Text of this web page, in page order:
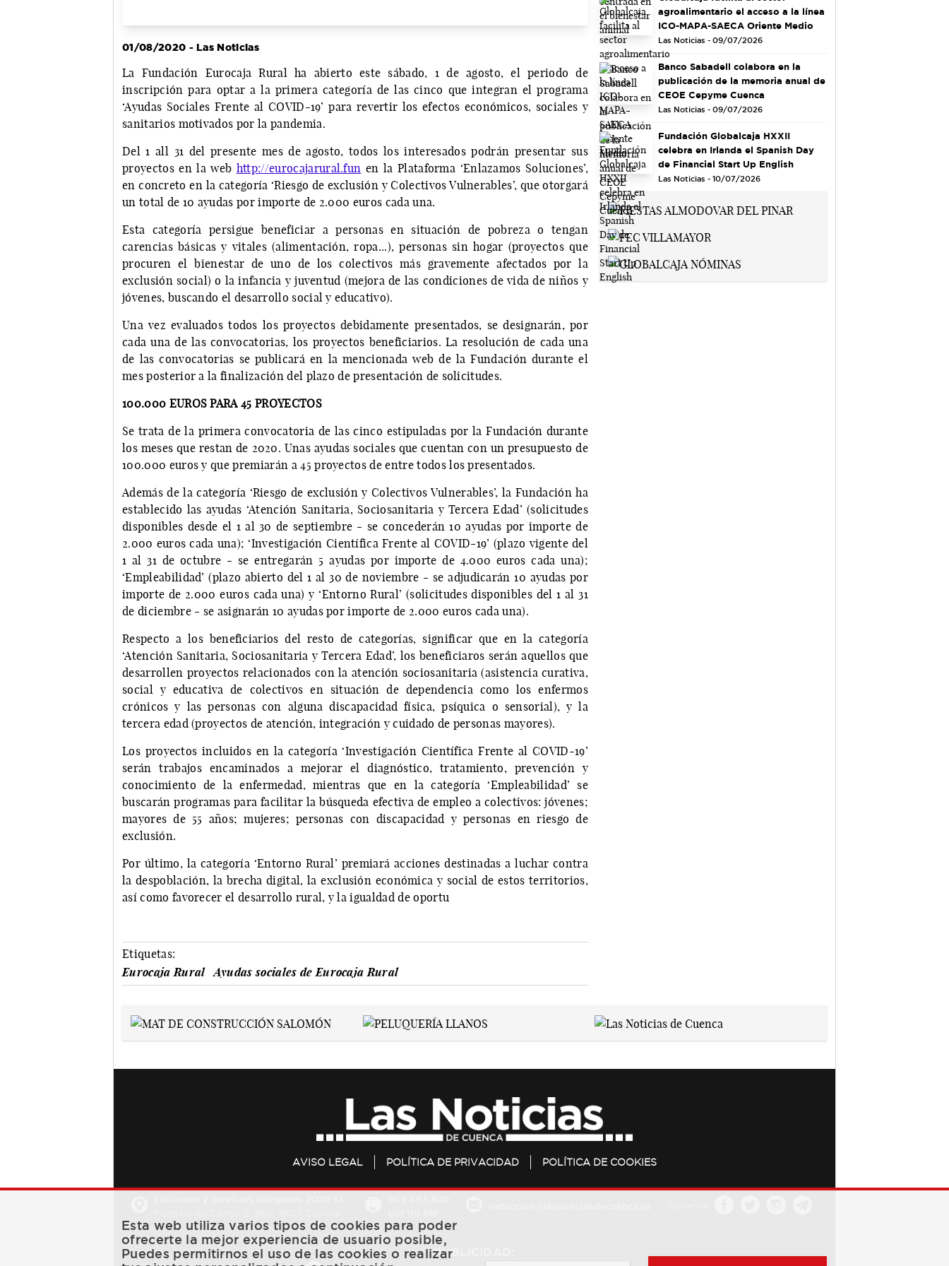
01/08/2020 - Las Noticias
La Fundación Eurocaja Rural ha abierto este sábado, 1 de agosto, el periodo de
inscripción para optar a la primera categoría de las cinco que integran el programa
‘Ayudas Sociales Frente al COVID-19’ para revertir los efectos económicos, sociales y
sanitarios motivados por la pandemia.
Del 1 all 31 del presente mes de agosto, todos los interesados podrán presentar sus
proyectos en la web http://eurocajarural.fun en la Plataforma ‘Enlazamos Soluciones’,
en concreto en la categoría ‘Riesgo de exclusión y Colectivos Vulnerables’, que otorgará
un total de 10 ayudas por importe de 2.000 euros cada una.
Esta categoría persigue beneficiar a personas en situación de pobreza o tengan
carencias básicas y vitales (alimentación, ropa...), personas sin hogar (proyectos que
procuren el bienestar de uno de los colectivos más gravemente afectados por la
exclusión social) o la infancia y juventud (mejora de las condiciones de vida de niños y
jóvenes, buscando el desarrollo social y educativo).
Una vez evaluados todos los proyectos debidamente presentados, se designarán, por
cada una de las convocatorias, los proyectos beneficiarios. La resolución de cada una
de las convocatorias se publicará en la mencionada web de la Fundación durante el
mes posterior a la finalización del plazo de presentación de solicitudes.
100.000 EUROS PARA 45 PROYECTOS
Se trata de la primera convocatoria de las cinco estipuladas por la Fundación durante
los meses que restan de 2020. Unas ayudas sociales que cuentan con un presupuesto de
100.000 euros y que premiarán a 45 proyectos de entre todos los presentados.
Además de la categoría ‘Riesgo de exclusión y Colectivos Vulnerables’, la Fundación ha
establecido las ayudas ‘Atención Sanitaria, Sociosanitaria y Tercera Edad’ (solicitudes
disponibles desde el 1 al 30 de septiembre - se concederán 10 ayudas por importe de
2.000 euros cada una); ‘Investigación Científica Frente al COVID-19’ (plazo vigente del
1 al 31 de octubre - se entregarán 5 ayudas por importe de 4.000 euros cada una);
‘Empleabilidad’ (plazo abierto del 1 al 30 de noviembre - se adjudicarán 10 ayudas por
importe de 2.000 euros cada una) y ‘Entorno Rural’ (solicitudes disponibles del 1 al 31
de diciembre - se asignarán 10 ayudas por importe de 2.000 euros cada una).
Respecto a los beneficiarios del resto de categorías, significar que en la categoría
‘Atención Sanitaria, Sociosanitaria y Tercera Edad’, los beneficiaros serán aquellos que
desarrollen proyectos relacionados con la atención sociosanitaria (asistencia curativa,
social y educativa de colectivos en situación de dependencia como los enfermos
crónicos y las personas con alguna discapacidad física, psíquica o sensorial), y la
tercera edad (proyectos de atención, integración y cuidado de personas mayores).
Los proyectos incluidos en la categoría ‘Investigación Científica Frente al COVID-19’
serán trabajos encaminados a mejorar el diagnóstico, tratamiento, prevención y
conocimiento de la enfermedad, mientras que en la categoría ‘Empleabilidad’ se
buscarán programas para facilitar la búsqueda efectiva de empleo a colectivos: jóvenes;
mayores de 55 años; mujeres; personas con discapacidad y personas en riesgo de
exclusión.
Por último, la categoría ‘Entorno Rural’ premiará acciones destinadas a luchar contra
la despoblación, la brecha digital, la exclusión económica y social de estos territorios,
así como favorecer el desarrollo rural, y la igualdad de oportu
Etiquetas:
Eurocaja Rural
Ayudas sociales de Eurocaja Rural
agroalimentario el acceso a la línea
ICO-MAPA-SAECA Oriente Medio
Las Noticias - 09/07/2026
Banco Sabadell colabora en la
publicación de la memoria anual de
CEOE Cepyme Cuenca
Las Noticias - 09/07/2026
Fundación Globalcaja HXXII
celebra en Irlanda el Spanish Day
de Financial Start Up English
Las Noticias - 10/07/2026
AVISO LEGAL POLÍTICA DE PRIVACIDAD POLÍTICA DE COOKIES
PUBLICIDAD:
Esta web utiliza varios tipos de cookies para poder
ofrecerte la mejor experiencia de usuario posible,
Puedes permitirnos el uso de las cookies o realizar